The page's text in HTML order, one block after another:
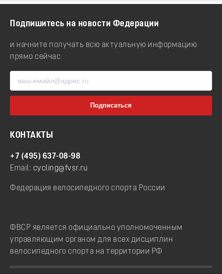
Подпишитесь на новости Федерации
и начните получать всю актуальную информацию
прямо сейчас
КОНТАКТЫ
+7 (495) 637-08-98
Email: cycling@fvsr.ru
Федерация велосипедного спорта России
ФВСР является официально уполномоченным
управляющим органом для всех дисциплин
велосипедного спорта на территории РФ